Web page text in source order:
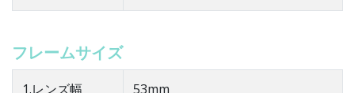
フレームサイズ
1.レンズ幅 53mm